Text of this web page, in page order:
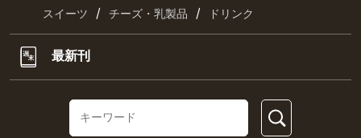
スイーツ / チーズ・乳製品 / ドリンク
最新刊